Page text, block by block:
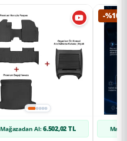
Mağazadan Al: 6.502,02 TL
-%10